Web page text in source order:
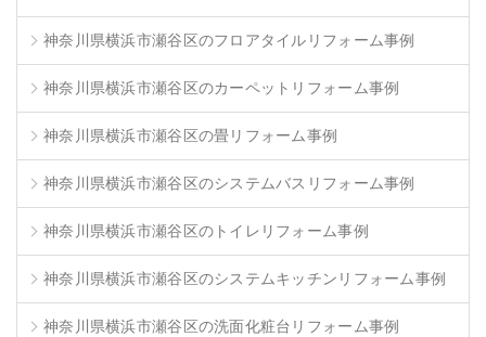
神奈川県横浜市瀬谷区のフロアタイルリフォーム事例
神奈川県横浜市瀬谷区のカーペットリフォーム事例
神奈川県横浜市瀬谷区の畳リフォーム事例
神奈川県横浜市瀬谷区のシステムバスリフォーム事例
神奈川県横浜市瀬谷区のトイレリフォーム事例
神奈川県横浜市瀬谷区のシステムキッチンリフォーム事例
神奈川県横浜市瀬谷区の洗面化粧台リフォーム事例